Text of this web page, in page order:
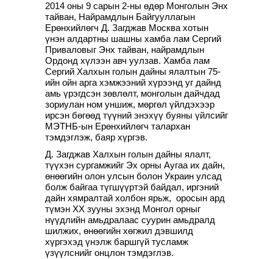
2014 оны 9 сарын 2-ны өдөр Монголын Энх
тайван, Найрамдлын Байгууллагын
Ерөнхийлөгч Д. Загджав Москва хотын
үнэн алдартны шашны хамба лам Сергий
Приваловыг Энх тайван, найрамдлын
Ордонд хүлээн авч уулзав. Хамба лам
Сергий Халхын голын дайны ялалтын 75-
ийн ойн арга хэмжээний хүрээнд уг дайнд
амь үрэгдсэн зөвлөлт, монголын дайчдад
зориулан ном уншиж, мөргөл үйлдэхээр
ирсэн бөгөөд түүний энэхүү буяны үйлсийг
МЭТНБ-ын Ерөнхийлөгч талархан
тэмдэглэж, баяр хүргэв.
Д. Загджав Халхын голын дайны ялалт,
түүхэн сургамжийг Эх орны Аугаа их дайн,
өнөөгийн олон улсын болон Украин улсад
болж байгаа түгшүүртэй байдал, иргэний
дайн хямралтай холбон ярьж, оросын ард
түмэн XX зууны эхэнд Монгол орныг
нүүдлийн амьдралаас суурин амьдралд
шилжих, өнөөгийн хөгжил дэвшилд
хүргэхэд үнэлж баршгүй тусламж
үзүүлснийг онцлон тэмдэглэв.